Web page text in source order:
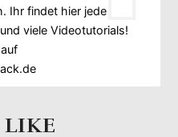
Ihr findet hier jede
viele Videotutorials!
LIKE